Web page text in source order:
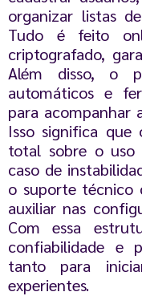
organizar listas
Tudo é feito
criptografado,
Além disso, o
automáticos e
para acompanhar
Isso significa
total sobre o uso
caso de
o suporte técnico
auxiliar nas
Com essa
confiabilidade e
tanto para
experientes.